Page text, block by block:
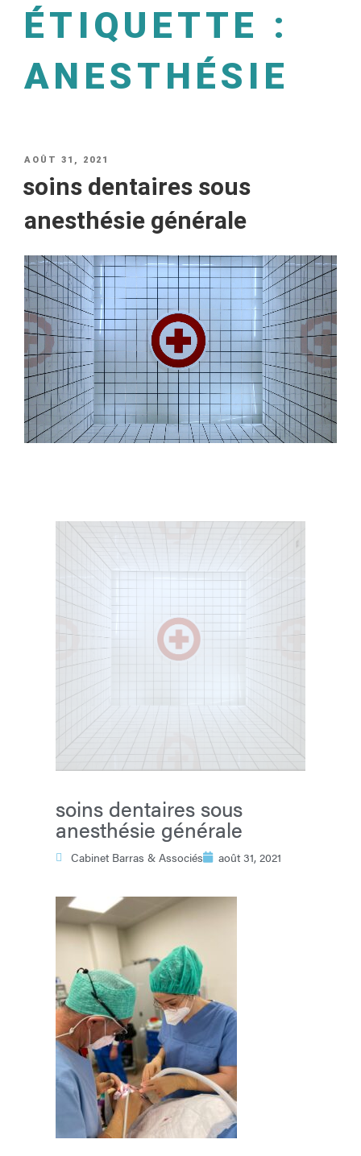
ÉTIQUETTE :
ANESTHÉSIE
AOÛT 31, 2021
soins dentaires sous
anesthésie générale
soins dentaires sous
anesthésie générale
Cabinet Barras & Associés août 31, 2021